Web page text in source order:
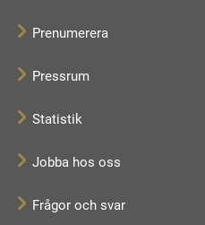
Prenumerera
Pressrum
Statistik
Jobba hos oss
Frågor och svar